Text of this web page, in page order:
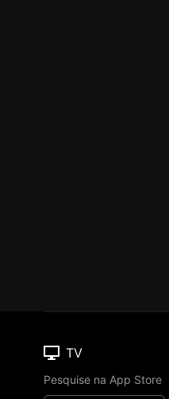
TV
Pesquise na App Store